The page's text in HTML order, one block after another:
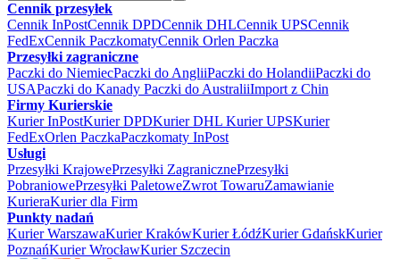
Cennik przesyłek
Cennik InPostCennik DPDCennik DHLCennik UPSCennik
FedExCennik PaczkomatyCennik Orlen Paczka
Przesyłki zagraniczne
Paczki do NiemiecPaczki do AngliiPaczki do HolandiiPaczki do
USAPaczki do Kanady Paczki do AustraliiImport z Chin
Firmy Kurierskie
Kurier InPostKurier DPDKurier DHL Kurier UPSKurier
FedExOrlen PaczkaPaczkomaty InPost
Usługi
Przesyłki KrajowePrzesyłki ZagranicznePrzesyłki
PobraniowePrzesyłki PaletoweZwrot TowaruZamawianie
KurieraKurier dla Firm
Punkty nadań
Kurier WarszawaKurier KrakówKurier ŁódźKurier GdańskKurier
PoznańKurier WrocławKurier Szczecin